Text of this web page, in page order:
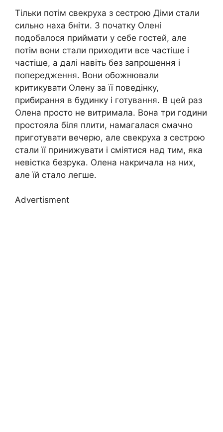
Тільки потім свекруха з сестрою Діми стали
сильно наха бніти. З початку Олені
подобалося приймати у себе гостей, але
потім вони стали приходити все частіше і
частіше, а далі навіть без запрошення і
попередження. Вони обожнювали
критикувати Олену за її поведінку,
прибирання в будинку і готування. В цей раз
Олена просто не витримала. Вона три години
простояла біля плити, намагалася смачно
приготувати вечерю, але свекруха з сестрою
стали її принижувати і сміятися над тим, яка
невістка безрука. Олена накричала на них,
але їй стало легше.
Advertisment